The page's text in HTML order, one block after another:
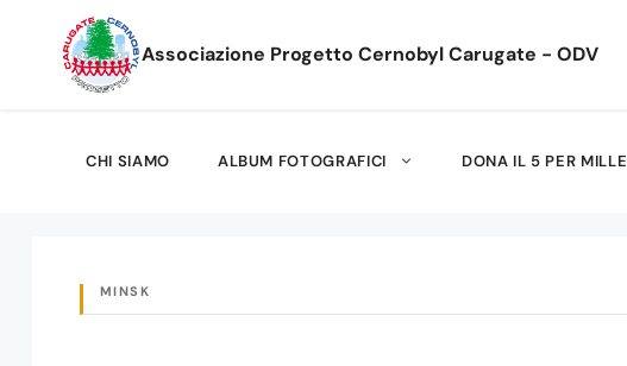
contenuto
Associazione Progetto Cernobyl Carugate - ODV
CHI SIAMO ALBUM FOTOGRAFICI DONA IL 5 PER MILLE
MINSK